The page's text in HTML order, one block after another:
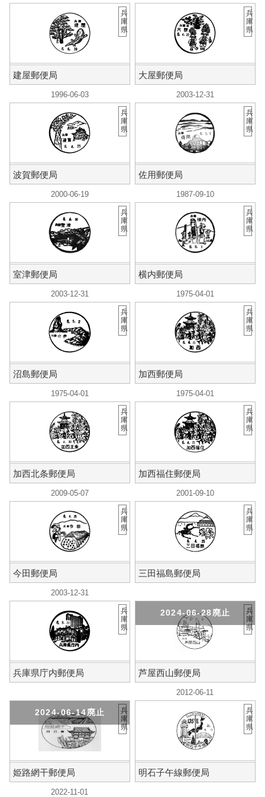
建屋郵便局
兵
庫
県
大屋郵便局
兵
庫
県
1996-06-03
波賀郵便局
兵
庫
県
2003-12-31
佐用郵便局
兵
庫
県
2000-06-19
室津郵便局
兵
庫
県
1987-09-10
横内郵便局
兵
庫
県
2003-12-31
沼島郵便局
兵
庫
県
1975-04-01
加西郵便局
兵
庫
県
1975-04-01
加西北条郵便局
兵
庫
県
1975-04-01
加西福住郵便局
兵
庫
県
2009-05-07
今田郵便局
兵
庫
県
2001-09-10
三田福島郵便局
兵
庫
県
2003-12-31
兵庫県庁内郵便局
兵
庫
県
芦屋西山郵便局
2024-06-28廃止
兵
庫
県
姫路網干郵便局
2024-06-14廃止
兵
庫
県
2012-06-11
明石子午線郵便局
兵
庫
県
2022-11-01